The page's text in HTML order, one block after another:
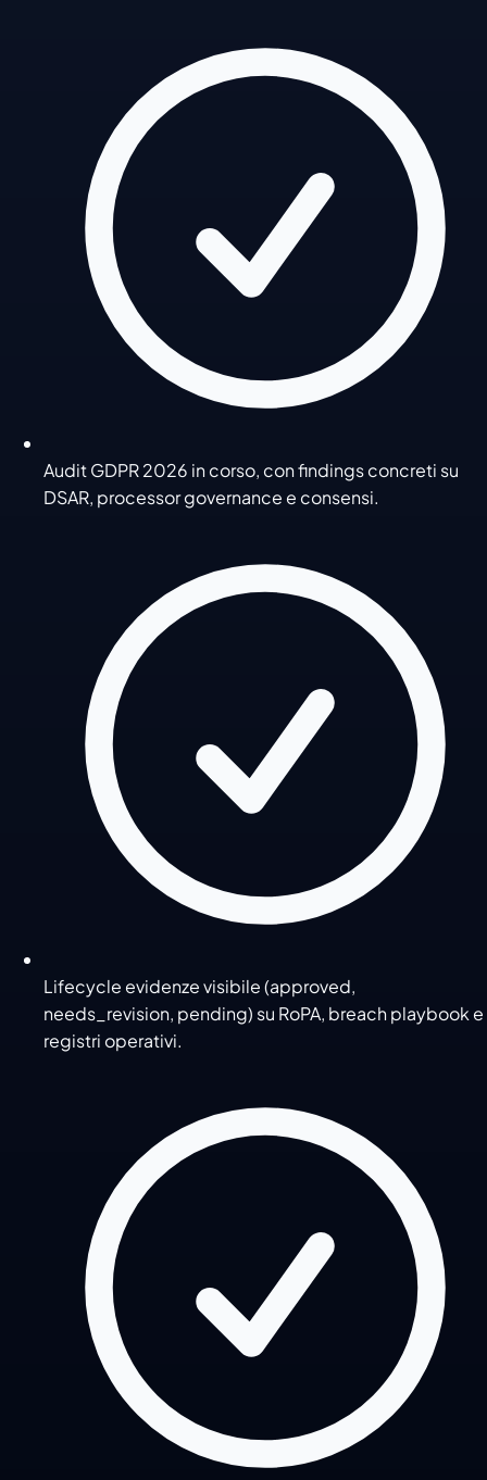
Audit GDPR 2026 in corso, con findings concreti su
DSAR, processor governance e consensi.
Lifecycle evidenze visibile (approved,
needs_revision, pending) su RoPA, breach playbook e
registri operativi.